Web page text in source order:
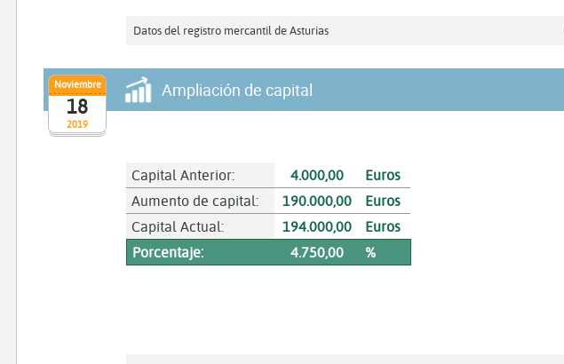
Datos del registro mercantil de Asturias
2019
Noviembre
18
Ampliación de capital
Capital Anterior: 4.000,00
Euros
Aumento de capital:
190.000,00
Euros
Capital Actual:
194.000,00
Euros
Porcentaje:
4.750,00 %